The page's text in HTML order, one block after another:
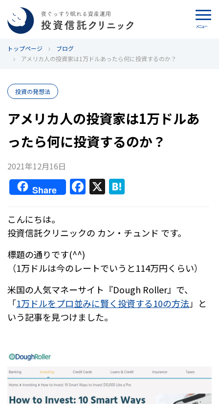
メニュー
カウンセリング
代表カン・チュンド
投資信託クリニックとは
よくあるご質問
トップページ
ブログ
アメリカ人の投資家は1万ドルあったら何に投資するのか？
投資の発想法
アメリカ人の投資家は1万ドルあ
ったら何に投資するのか？
2021年12月16日
Share F
a
e
o
o
k
X
n
こんにちは。
投資信託クリニックの カン・チュンド です。
標題の通りです(^^)
（1万ドルは今のレートでいうと114万円くらい）
米国の人気マネーサイト『Dough Roller』で、
「1万ドルをプロ並みに賢く投資する10の方法」と
いう記事を見つけました。